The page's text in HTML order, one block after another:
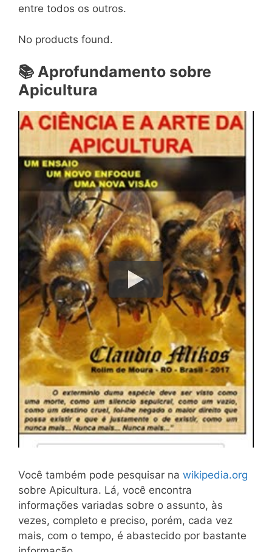
entre todos os outros.
No products found.
📚 Aprofundamento sobre
Apicultura
Você também pode pesquisar na wikipedia.org
sobre Apicultura. Lá, você encontra
informações variadas sobre o assunto, às
vezes, completo e preciso, porém, cada vez
mais, com o tempo, é abastecido por bastante